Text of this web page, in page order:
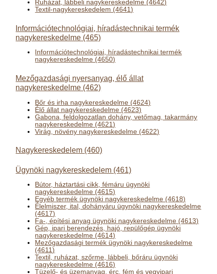
Ruházat, lábbeli nagykereskedelme (4642)
Textil-nagykereskedelem (4641)
Információtechnológiai, híradástechnikai termék
nagykereskedelme (465)
Információtechnológiai, híradástechnikai termék
nagykereskedelme (4650)
Mezőgazdasági nyersanyag, élő állat
nagykereskedelme (462)
Bőr és irha nagykereskedelme (4624)
Élő állat nagykereskedelme (4623)
Gabona, feldolgozatlan dohány, vetőmag, takarmány
nagykereskedelme (4621)
Virág, növény nagykereskedelme (4622)
Nagykereskedelem (460)
Ügynöki nagykereskedelem (461)
Bútor, háztartási cikk, fémáru ügynöki
nagykereskedelme (4615)
Egyéb termék ügynöki nagykereskedelme (4618)
Élelmiszer, ital, dohányáru ügynöki nagykereskedelme
(4617)
Fa-, építési anyag ügynöki nagykereskedelme (4613)
Gép, ipari berendezés, hajó, repülőgép ügynöki
nagykereskedelme (4614)
Mezőgazdasági termék ügynöki nagykereskedelme
(4611)
Textil, ruházat, szőrme, lábbeli, bőráru ügynöki
nagykereskedelme (4616)
Tüzelő- és üzemanyag, érc, fém és vegyipari